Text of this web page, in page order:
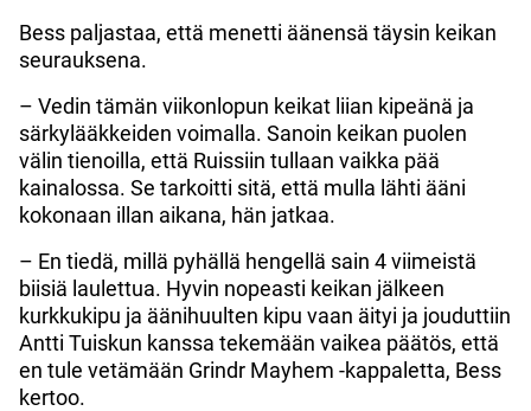
Bess paljastaa, että menetti äänensä täysin keikan
seurauksena.
– Vedin tämän viikonlopun keikat liian kipeänä ja
särkylääkkeiden voimalla. Sanoin keikan puolen
välin tienoilla, että Ruissiin tullaan vaikka pää
kainalossa. Se tarkoitti sitä, että mulla lähti ääni
kokonaan illan aikana, hän jatkaa.
– En tiedä, millä pyhällä hengellä sain 4 viimeistä
biisiä laulettua. Hyvin nopeasti keikan jälkeen
kurkkukipu ja äänihuulten kipu vaan äityi ja jouduttiin
Antti Tuiskun kanssa tekemään vaikea päätös, että
en tule vetämään Grindr Mayhem -kappaletta, Bess
kertoo.